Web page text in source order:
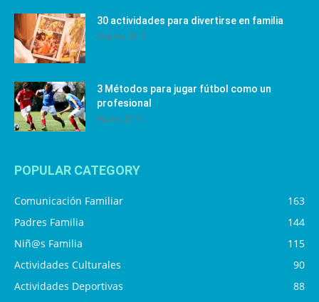
30 actividades para divertirse en familia
25 julio, 2019
3 Métodos para jugar fútbol como un
profesional
4 julio, 2019
POPULAR CATEGORY
Comunicación Familiar
163
Padres Familia
144
Niñ@s Familia
115
Actividades Culturales
90
Actividades Deportivas
88